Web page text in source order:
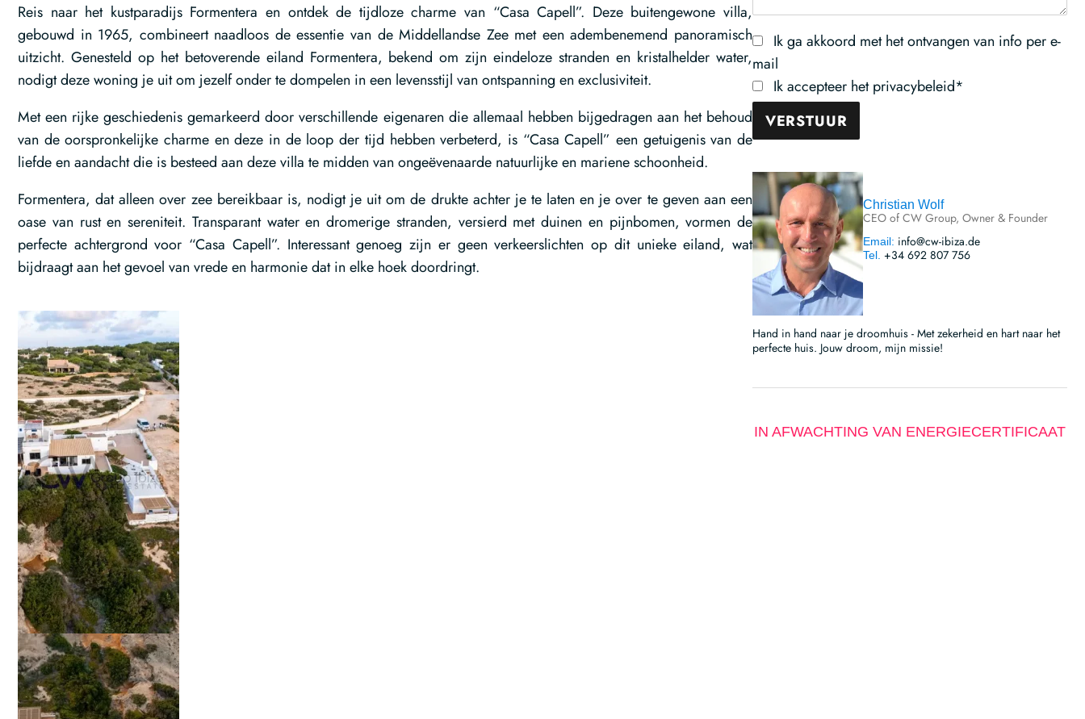
Reis naar het kustparadijs Formentera en ontdek de tijdloze charme van “Casa Capell”. Deze buitengewone villa,
gebouwd in 1965, combineert naadloos de essentie van de Middellandse Zee met een adembenemend panoramisch
uitzicht. Genesteld op het betoverende eiland Formentera, bekend om zijn eindeloze stranden en kristalhelder water,
nodigt deze woning je uit om jezelf onder te dompelen in een levensstijl van ontspanning en exclusiviteit.
Met een rijke geschiedenis gemarkeerd door verschillende eigenaren die allemaal hebben bijgedragen aan het behoud
van de oorspronkelijke charme en deze in de loop der tijd hebben verbeterd, is “Casa Capell” een getuigenis van de
liefde en aandacht die is besteed aan deze villa te midden van ongeëvenaarde natuurlijke en mariene schoonheid.
Formentera, dat alleen over zee bereikbaar is, nodigt je uit om de drukte achter je te laten en je over te geven aan een
oase van rust en sereniteit. Transparant water en dromerige stranden, versierd met duinen en pijnbomen, vormen de
perfecte achtergrond voor “Casa Capell”. Interessant genoeg zijn er geen verkeerslichten op dit unieke eiland, wat
bijdraagt aan het gevoel van vrede en harmonie dat in elke hoek doordringt.
Ik ga akkoord met het ontvangen van info per e-
mail
Ik accepteer het privacybeleid*
Christian Wolf
CEO of CW Group, Owner & Founder
Email: info@cw-ibiza.de
Tel. +34 692 807 756
Hand in hand naar je droomhuis - Met zekerheid en hart naar het
perfecte huis. Jouw droom, mijn missie!
IN AFWACHTING VAN ENERGIECERTIFICAAT